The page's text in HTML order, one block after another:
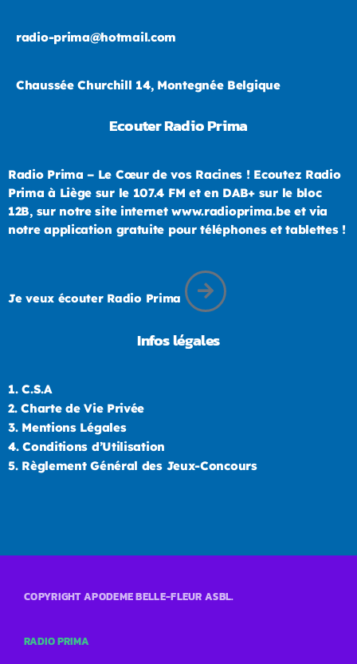
radio-prima@hotmail.com
Chaussée Churchill 14, Montegnée Belgique
Ecouter Radio Prima
Radio Prima – Le Cœur de vos Racines ! Ecoutez Radio
Prima à Liège sur le 107.4 FM et en DAB+ sur le bloc
12B, sur notre site internet www.radioprima.be et via
notre application gratuite pour téléphones et tablettes !
Je veux écouter Radio Prima
Infos légales
1. C.S.A
2. Charte de Vie Privée
3. Mentions Légales
4. Conditions d’Utilisation
5. Règlement Général des Jeux-Concours
COPYRIGHT APODEME BELLE-FLEUR ASBL.
RADIO PRIMA